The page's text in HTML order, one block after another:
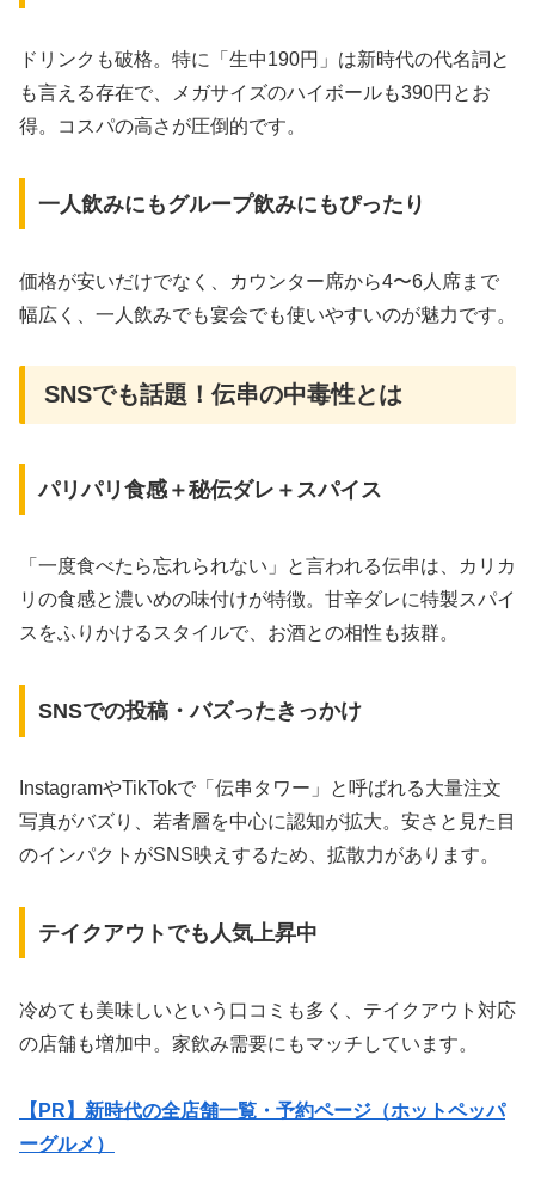
ドリンクも破格。特に「生中190円」は新時代の代名詞と
も言える存在で、メガサイズのハイボールも390円とお
得。コスパの高さが圧倒的です。
一人飲みにもグループ飲みにもぴったり
価格が安いだけでなく、カウンター席から4〜6人席まで
幅広く、一人飲みでも宴会でも使いやすいのが魅力です。
SNSでも話題！伝串の中毒性とは
パリパリ食感＋秘伝ダレ＋スパイス
「一度食べたら忘れられない」と言われる伝串は、カリカ
リの食感と濃いめの味付けが特徴。甘辛ダレに特製スパイ
スをふりかけるスタイルで、お酒との相性も抜群。
SNSでの投稿・バズったきっかけ
InstagramやTikTokで「伝串タワー」と呼ばれる大量注文
写真がバズり、若者層を中心に認知が拡大。安さと見た目
のインパクトがSNS映えするため、拡散力があります。
テイクアウトでも人気上昇中
冷めても美味しいという口コミも多く、テイクアウト対応
の店舗も増加中。家飲み需要にもマッチしています。
【PR】新時代の全店舗一覧・予約ページ（ホットペッパ
ーグルメ）